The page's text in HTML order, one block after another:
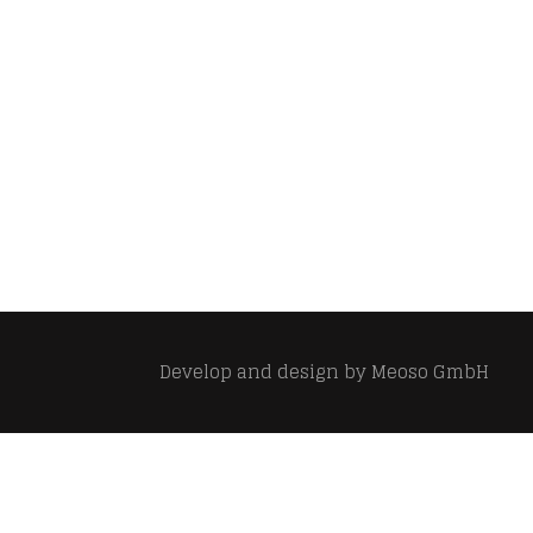
Develop and design byMeoso GmbH